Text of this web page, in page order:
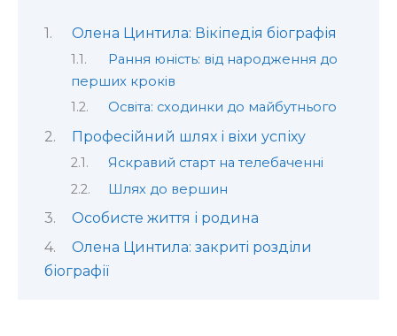
Олена Цинтила: Вікіпедія біографія
Рання юність: від народження до
перших кроків
Освіта: сходинки до майбутнього
Професійний шлях і віхи успіху
Яскравий старт на телебаченні
Шлях до вершин
Особисте життя і родина
Олена Цинтила: закриті розділи
біографії